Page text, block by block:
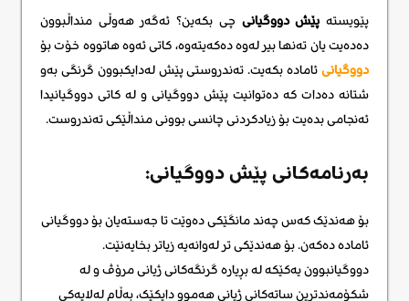
پێویستەپێش دووگیانی چی بکەین؟ ئەگەر هەوڵی منداڵبوون
دەدەیت یان تەنها بیر لەوە دەکەیتەوە، کاتی ئەوە هاتووە خۆت بۆ
دووگیانیئامادە بکەیت. تەندروستی پێش لەدایکبوون گرنگی بەو
شتانە دەدات کە دەتوانیت پێش دووگیانی و لە کاتی دووگیانیدا
ئەنجامی بدەیت بۆ زیادکردنی چانسی بوونی منداڵێکی تەندروست.
بەرنامەکانی پێش دووگیانی:
بۆ هەندێک کەس چەند مانگێکی دەوێت تا جەستەیان بۆ دووگیانی
ئامادە دەکەن. بۆ هەندێکی تر لەوانەیە زیاتر بخایەنێت.
دووگیانبوون یەکێکە لە بڕیارە گرنگەکانی ژیانی مرۆڤ و لە
شکۆمەندترین ساتەکانی ژیانی هەموو دایکێک، بەڵام لەلایەکی